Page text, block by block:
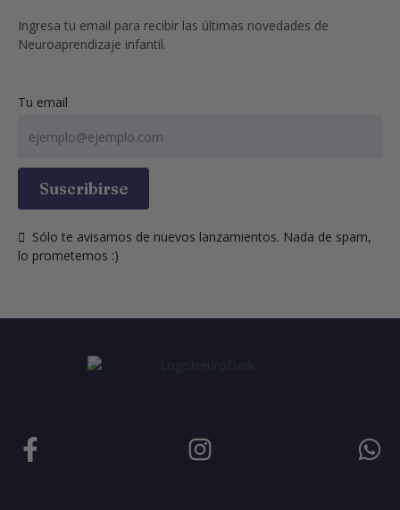
Ingresa tu email para recibir las últimas novedades de
Neuroaprendizaje infantil.
Tu email
Suscribirse
  Sólo te avisamos de nuevos lanzamientos. Nada de spam,
lo prometemos :)